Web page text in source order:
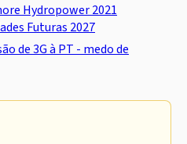
Hydropower 2021
Futuras 2027
de 3G à PT - medo de